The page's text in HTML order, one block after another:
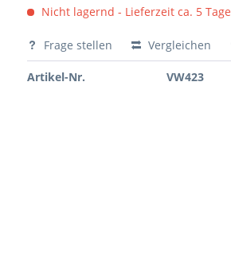
Nicht lagernd - Lieferzeit ca. 5 Tage
Frage stellen Vergleichen
Artikel-Nr. VW423